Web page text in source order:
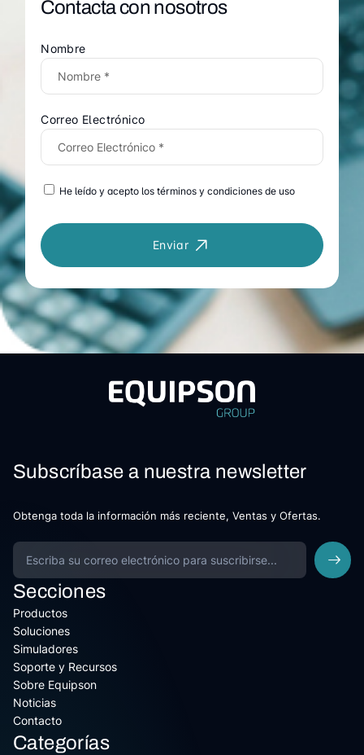
Contacta con nosotros
Nombre
Correo Electrónico
He leído y acepto los términos y condiciones de uso
Enviar
Subscríbase a nuestra newsletter
Obtenga toda la información más reciente, Ventas y Ofertas.
Secciones
Productos
Soluciones
Simuladores
Soporte y Recursos
Sobre Equipson
Noticias
Contacto
Categorías